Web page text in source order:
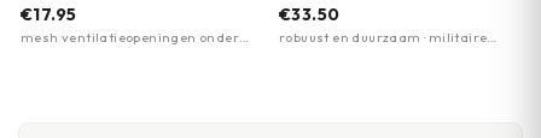
€17.95
mesh ventilatieopeningen onder
€33.50
robuust en duurzaam · militaire